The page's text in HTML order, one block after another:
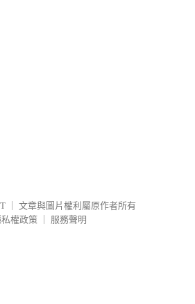
文章與圖片權利屬原作者所有
私權政策
服務聲明